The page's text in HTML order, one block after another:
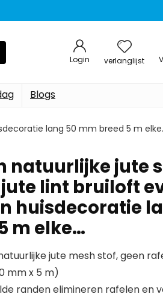
Login verlanglijst
Blogs
lang 50 mm breed 5 m
natuurlijke jute
lint bruiloft
huisdecoratie
m elke…
jute mesh stof, geen
mm x 5 m)
randen elimineren rafelen en